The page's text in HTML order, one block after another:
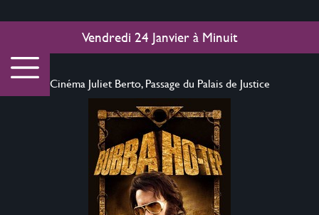
Vendredi 24 Janvierà Minuit
Cinéma Juliet Berto, Passage du Palais de Justice